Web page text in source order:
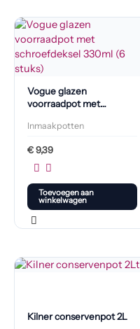
Vogue glazen
voorraadpot met
stuks)
Inmaakpotten
€9,39
Toevoegen aan
winkelwagen
Kilner conservenpot 2L